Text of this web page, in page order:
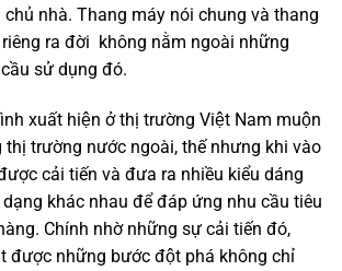
nhà. Thang máy nói chung và thang
ra đời không nằm ngoài những
sử dụng đó.
xuất hiện ở thị trường Việt Nam muộn
thị trường nước ngoài, thế nhưng khi vào
cải tiến và đưa ra nhiều kiểu dáng
khác nhau để đáp ứng nhu cầu tiêu
Chính nhờ những sự cải tiến đó,
được những bước đột phá không chỉ